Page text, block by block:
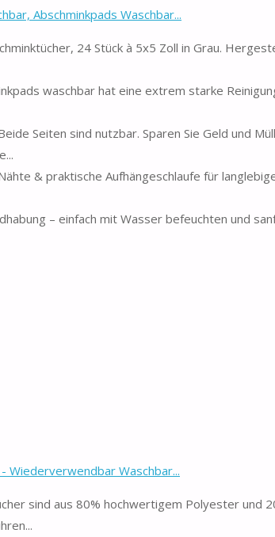
Abschminkpads Waschbar...
24 Stück à 5x5 Zoll in Grau.
waschbar hat eine extrem starke
Seiten sind nutzbar. Sparen Sie Geld und
& praktische Aufhängeschlaufe für
– einfach mit Wasser befeuchten und
Wiederverwendbar Waschbar...
sind aus 80% hochwertigem Polyester und